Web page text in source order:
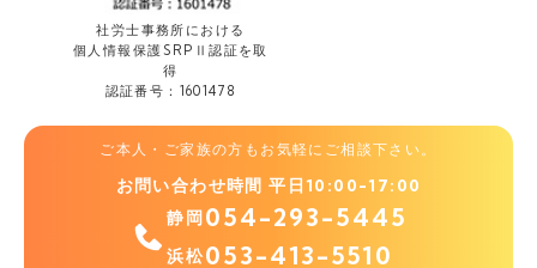
社労士事務所における
個人情報保護SRPⅡ認証を取
得
認証番号：1601478
ご本人・ご家族の方もお気軽にご相談下さい。
お問い合わせ時間 平日10:00-17:00
静岡054-293-5445
浜松053-413-5510